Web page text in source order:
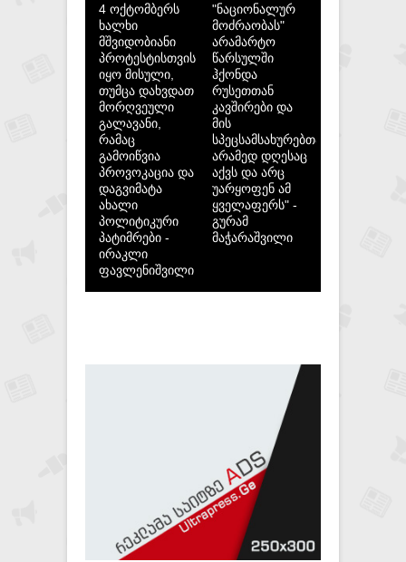
4 ოქტომბერს
ხალხი
მშვიდობიანი
პროტესტისთვის
იყო მისული,
თუმცა დახვდათ
მორღვეული
გალავანი,
რამაც
გამოიწვია
პროვოკაცია და
დაგვიმატა
ახალი
პოლიტიკური
პატიმრები -
ირაკლი
ფავლენიშვილი
"ნაციონალურ
მოძრაობას"
არამარტო
წარსულში
ჰქონდა
რუსეთთან
კავშირები და
მის
სპეცსამსახურებთან,
არამედ დღესაც
აქვს და არც
უარყოფენ ამ
ყველაფერს" -
გურამ
მაჭარაშვილი